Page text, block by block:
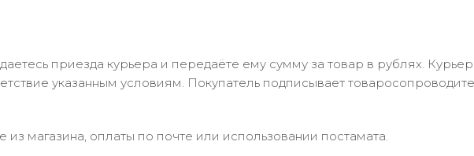
приезда курьера и передаёте ему сумму за товар в рублях.
указанным условиям. Покупатель подписывает
магазина, оплаты по почте или использовании постамата.